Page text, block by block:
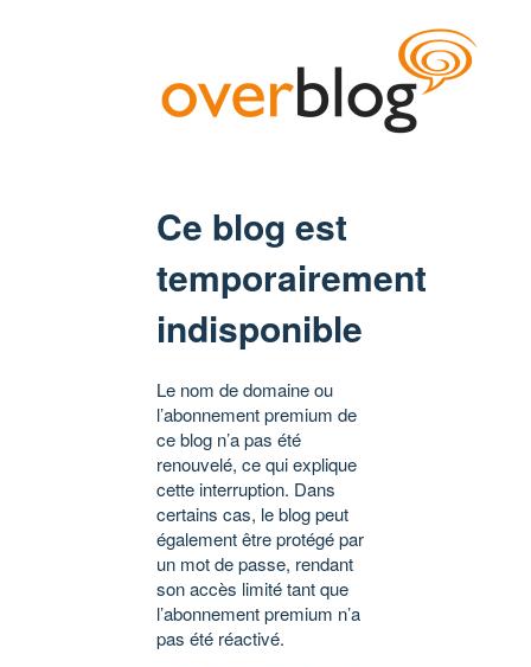
Ce blog est
temporairement
indisponible
Le nom de domaine ou
l’abonnement premium de
ce blog n’a pas été
renouvelé, ce qui explique
cette interruption. Dans
certains cas, le blog peut
également être protégé par
un mot de passe, rendant
son accès limité tant que
l’abonnement premium n’a
pas été réactivé.